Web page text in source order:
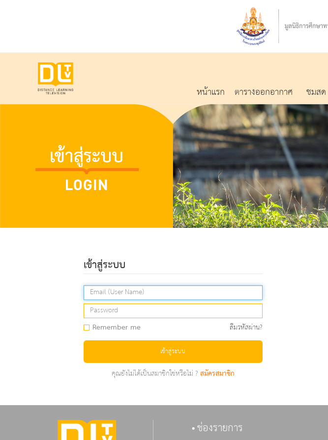
หน้าแรก ตารางออกอากาศ ชมสด
เข้าสู่ระบบ
Remember me ลืมรหัสผ่าน?
เข้าสู่ระบบ
คุณยังไม่ได้เป็นสมาชิกใช่หรือไม่ ?สมัครสมาชิก
ช่องรายการ